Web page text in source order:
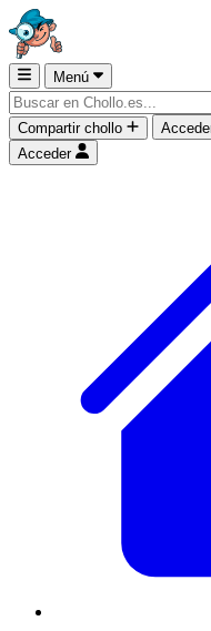
Menú
Compartir chollo
Acceder